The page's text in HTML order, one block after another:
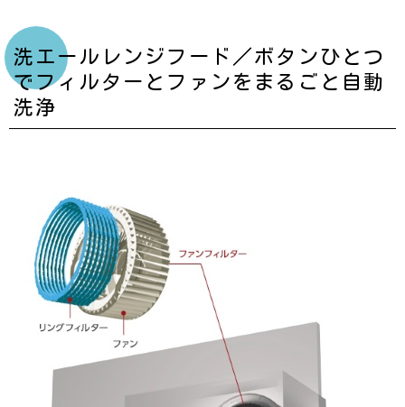
洗エールレンジフード／ボタンひとつ
でフィルターとファンをまるごと自動
洗浄